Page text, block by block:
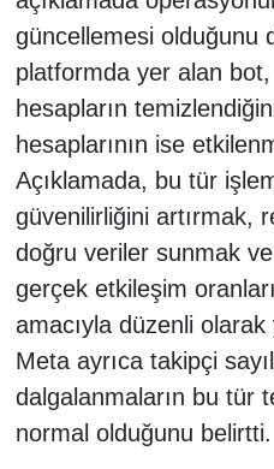
güncellemesi olduğunu
platformda yer alan
hesapların
hesaplarının ise
Açıklamada, bu tür
güvenilirliğini artırmak,
doğru veriler sunmak
gerçek etkileşim
amacıyla düzenli olarak
Meta ayrıca takipçi
dalgalanmaların bu tür
normal olduğunu belirtti.